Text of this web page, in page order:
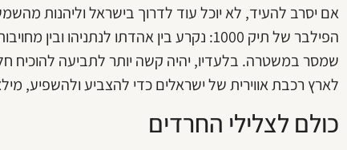
אם יסרב להעיד, לא יוכל עוד לדרוך בישראל וליהנות
הפילבר של תיק 1000: נקרע בין אהדתו
שמסר במשטרה. בלעדיו, יהיה קשה יותר לתביעה להוכיח
לארץ רכבת אווירית של ישראלים כדי להצביע ולהשפיע,
כולם לצלילי החרדים